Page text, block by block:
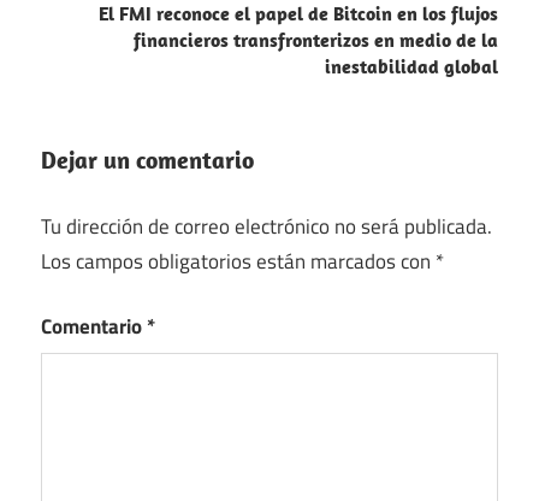
El FMI reconoce el papel de Bitcoin en los flujos
financieros transfronterizos en medio de la
inestabilidad global
Dejar un comentario
Tu dirección de correo electrónico no será publicada.
Los campos obligatorios están marcados con *
Comentario*